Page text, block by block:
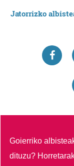
Jatorrizko
Goierriko
dituzu?